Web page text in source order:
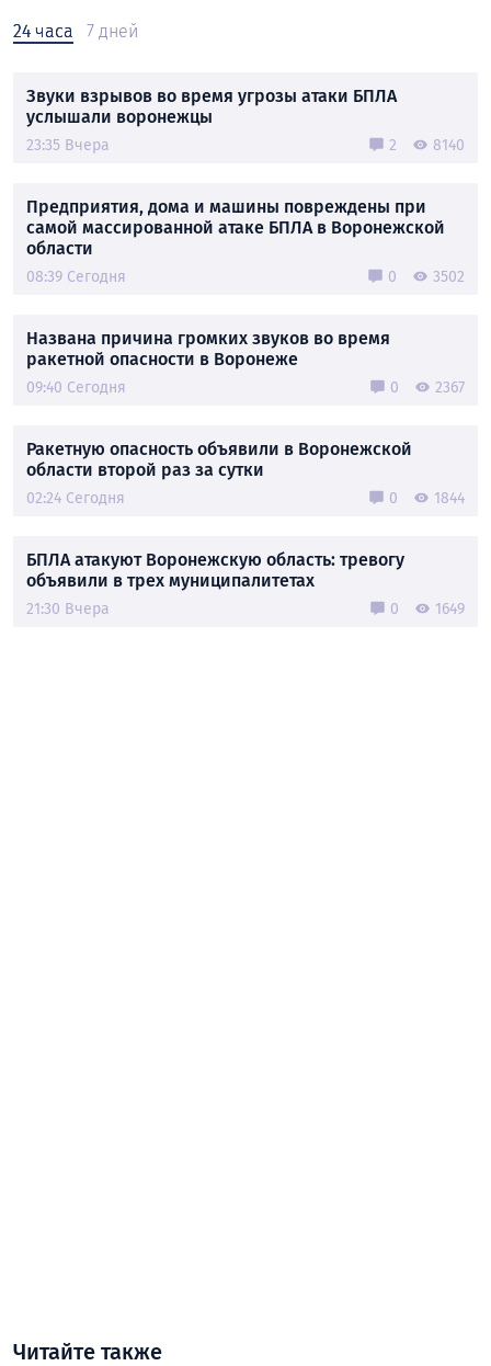
24 часа 7 дней
Звуки взрывов во время угрозы атаки БПЛА
услышали воронежцы
23:35 Вчера 2 8140
Предприятия, дома и машины повреждены при
самой массированной атаке БПЛА в Воронежской
области
08:39 Сегодня 0 3502
Названа причина громких звуков во время
ракетной опасности в Воронеже
09:40 Сегодня 0 2367
Ракетную опасность объявили в Воронежской
области второй раз за сутки
02:24 Сегодня 0 1844
БПЛА атакуют Воронежскую область: тревогу
объявили в трех муниципалитетах
21:30 Вчера 0 1649
Читайте также